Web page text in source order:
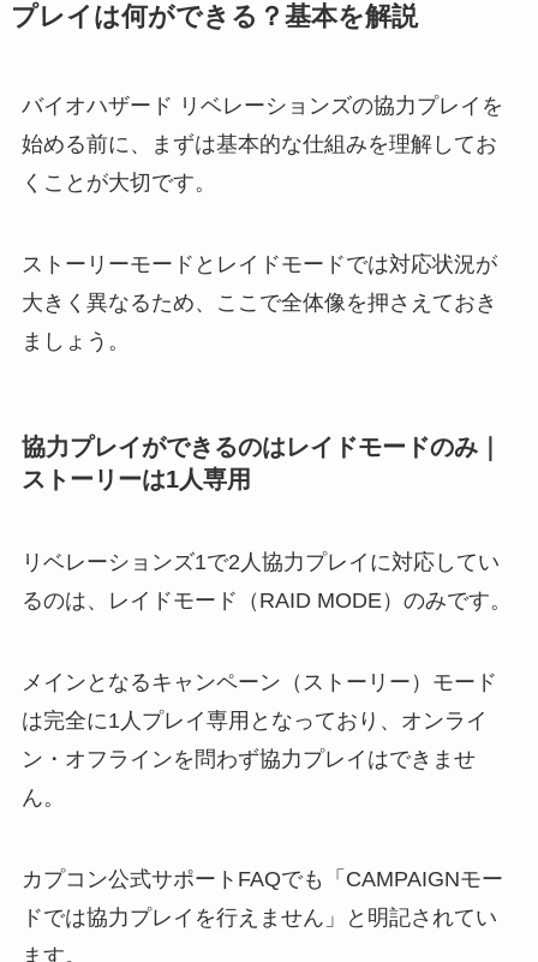
プレイは何ができる？基本を解説
バイオハザード リベレーションズの協力プレイを
始める前に、まずは基本的な仕組みを理解してお
くことが大切です。
ストーリーモードとレイドモードでは対応状況が
大きく異なるため、ここで全体像を押さえておき
ましょう。
協力プレイができるのはレイドモードのみ｜
ストーリーは1人専用
リベレーションズ1で2人協力プレイに対応してい
るのは、レイドモード（RAID MODE）のみです。
メインとなるキャンペーン（ストーリー）モード
は完全に1人プレイ専用となっており、オンライ
ン・オフラインを問わず協力プレイはできませ
ん。
カプコン公式サポートFAQでも「CAMPAIGNモー
ドでは協力プレイを行えません」と明記されてい
ます。